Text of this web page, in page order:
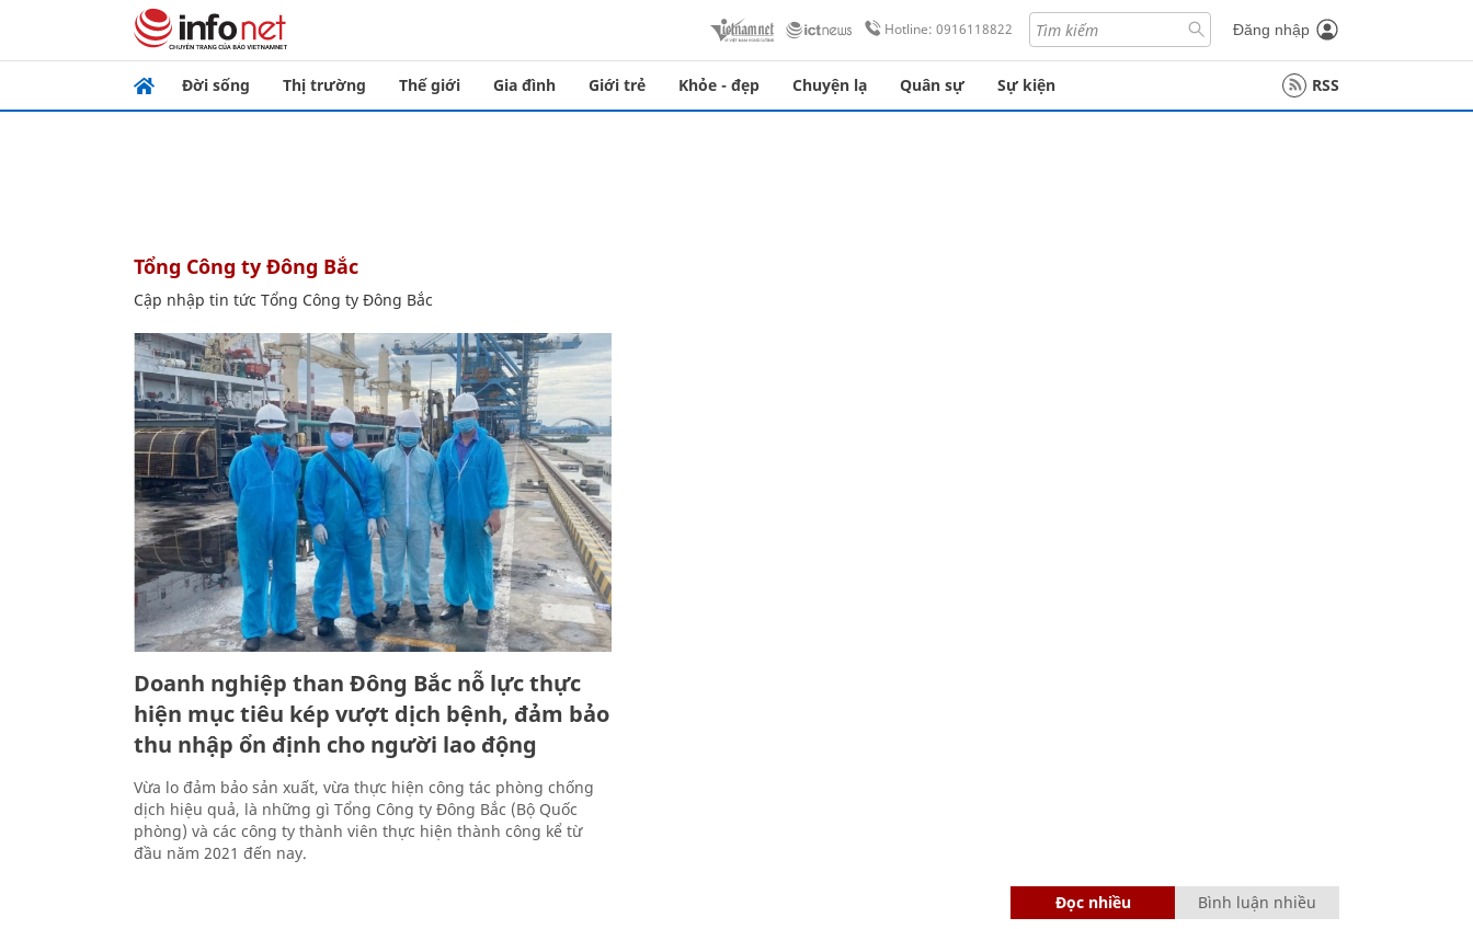
Hotline: 0916118822 Đăng nhập
Đời sống Thị trường Thế giới Gia đình Giới trẻ Khỏe - đẹp Chuyện lạ Quân sự Sự kiện RSS
Tổng Công ty Đông Bắc
Cập nhập tin tức Tổng Công ty Đông Bắc
Doanh nghiệp than Đông Bắc nỗ lực thực
hiện mục tiêu kép vượt dịch bệnh, đảm bảo
thu nhập ổn định cho người lao động
Vừa lo đảm bảo sản xuất, vừa thực hiện công tác phòng chống
dịch hiệu quả, là những gì Tổng Công ty Đông Bắc (Bộ Quốc
phòng) và các công ty thành viên thực hiện thành công kể từ
đầu năm 2021 đến nay.
Đọc nhiều Bình luận nhiều